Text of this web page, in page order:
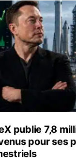
7,8 milliards
publie 7,8
pour ses